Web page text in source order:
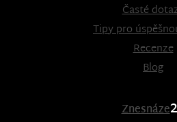
Časté
Tipy pro
Recenze
Blog
Znesnáze